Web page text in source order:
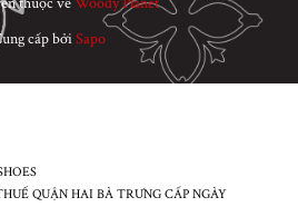
cấp bởiSapo
QUẬN HAI BÀ TRƯNG CẤP NGÀY